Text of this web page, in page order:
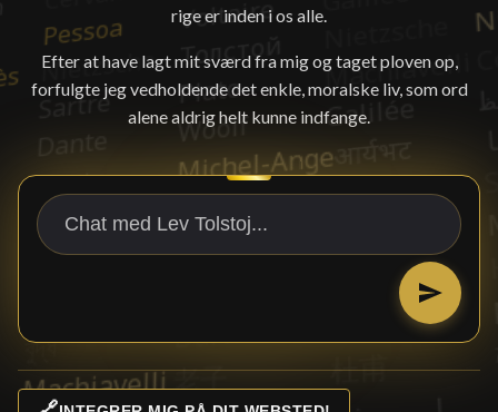
rige er inden i os alle.
Efter at have lagt mit sværd fra mig og taget ploven op,
forfulgte jeg vedholdende det enkle, moralske liv, som ord
alene aldrig helt kunne indfange.